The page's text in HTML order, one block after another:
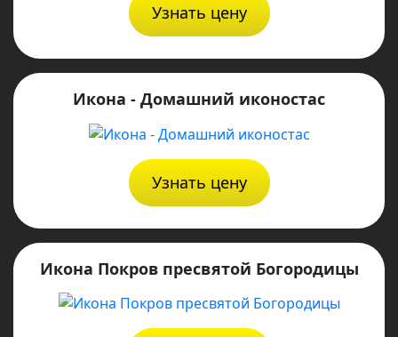
Узнать цену
Икона - Домашний иконостас
Узнать цену
Икона Покров пресвятой Богородицы